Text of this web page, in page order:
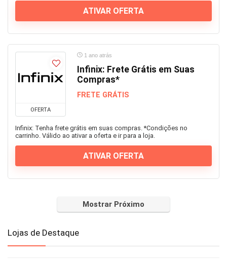
ATIVAR OFERTA
OFERTA
1 ano atrás
Infinix: Frete Grátis em Suas
Compras*
FRETE GRÁTIS
Infinix: Tenha frete grátis em suas compras. *Condições no
carrinho. Válido ao ativar a oferta e ir para a loja.
ATIVAR OFERTA
Mostrar Próximo
Lojas de Destaque